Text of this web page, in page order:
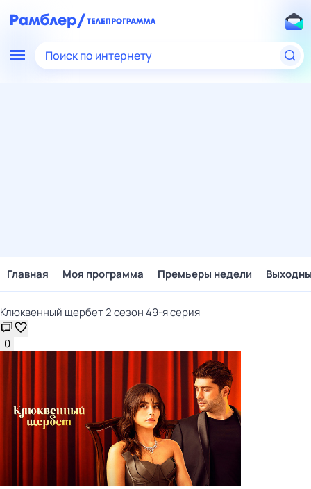
Поиск по интернету
Главная Моя программа Премьеры недели
Клюквенный щербет 2 сезон 49-я серия
0